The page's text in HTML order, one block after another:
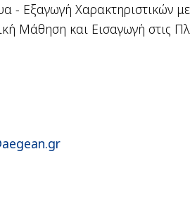
- Εξαγωγή Χαρακτηριστικών
Μάθηση και Εισαγωγή στις